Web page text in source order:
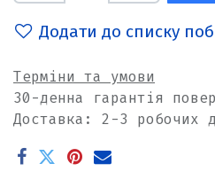
Додати до списку
Терміни та умови
30-денна гарантія
Доставка: 2-3 робочих